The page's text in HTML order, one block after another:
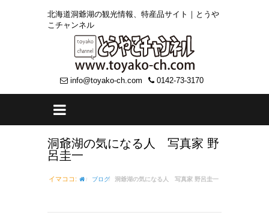
北海道洞爺湖の観光情報、特産品サイト｜とうや
こチャンネル
info@toyako-ch.com 0142-73-3170
洞爺湖の気になる人 写真家 野
呂圭一
イマココ: ブログ 洞爺湖の気になる人 写真家 野呂圭一